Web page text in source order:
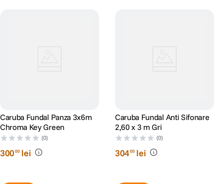
Caruba Fundal Panza 3x6m
Chroma Key Green
(0)
30000 lei
Caruba Fundal Anti Sifonare
2,60 x 3 m Gri
(0)
30400 lei